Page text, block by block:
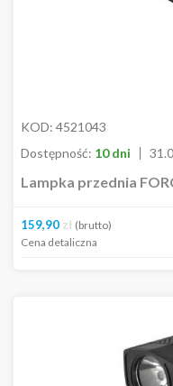
KOD: 4521043
Dostępność: 10 dni
Lampka przednia
159,90 zł (brutto)
Cena detaliczna